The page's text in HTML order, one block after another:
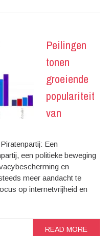
Peilingen
tonen
groeiende
populariteit
van
Een
een politieke beweging
en
meer aandacht te
op internetvrijheid en
READ MORE